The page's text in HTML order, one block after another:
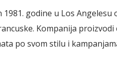
godine u Los
Kompanija
po svom stilu i